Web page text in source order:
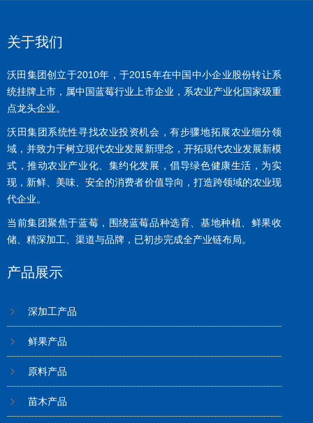
关于我们
沃田集团创立于2010年，于2015年在中国中小企业股份转让系
统挂牌上市，属中国蓝莓行业上市企业，系农业产业化国家级重
点龙头企业。
沃田集团系统性寻找农业投资机会，有步骤地拓展农业细分领
域，并致力于树立现代农业发展新理念，开拓现代农业发展新模
式，推动农业产业化、集约化发展，倡导绿色健康生活，为实
现，新鲜、美味、安全的消费者价值导向，打造跨领域的农业现
代企业。
当前集团聚焦于蓝莓，围绕蓝莓品种选育、基地种植、鲜果收
储、精深加工、渠道与品牌，已初步完成全产业链布局。
产品展示
深加工产品
鲜果产品
原料产品
苗木产品